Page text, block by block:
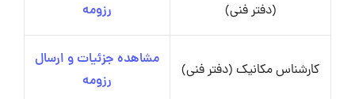
(دفتر فنی)
رزومه
کارشناس مکانیک (دفتر فنی)
مشاهده جزئیات و ارسال
رزومه